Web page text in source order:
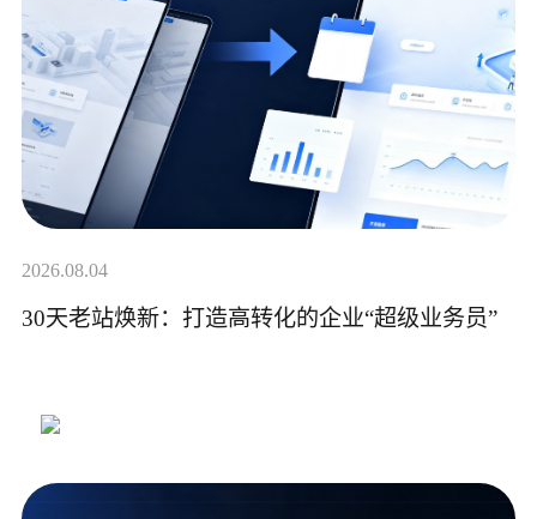
2026.08.04
30天老站焕新：打造高转化的企业“超级业务员”